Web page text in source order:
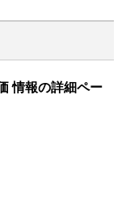
情報の詳細ペー